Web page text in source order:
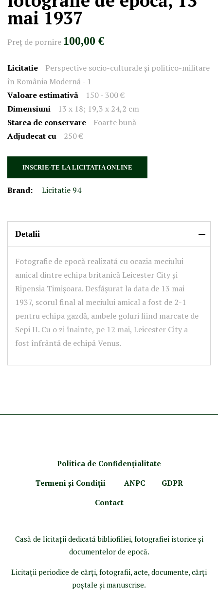
mai 1937
Preţ de pornire 100,00 €
Licitatie
Perspective socio-culturale și politico-militare
în România Modernă - 1
Valoare estimativă
150 - 300 €
Dimensiuni
13 x 18; 19,3 x 24,2 cm
Starea de conservare
Foarte bună
Adjudecat cu
250 €
INSCRIE-TE LA LICITATIA ONLINE
Brand: Licitatie 94
Detalii
Fotografie de epocă realizată cu ocazia meciului
amical dintre echipa britanică Leicester City și
Ripensia Timișoara. Desfășurat la data de 13 mai
1937, scorul final al meciului amical a fost de 2-1
pentru echipa gazdă, ambele goluri fiind marcate de
Sepi II. Cu o zi înainte, pe 12 mai, Leicester City a
fost înfrântă de echipă Venus.
Politica de Confidenţialitate
Termeni şi Condiţii
ANPC
GDPR
Contact
Casă de licitaţii dedicată bibliofiliei, fotografiei istorice şi
documentelor de epocă.
Licitaţii periodice de cărţi, fotografii, acte, documente, cărţi
poştale şi manuscrise.